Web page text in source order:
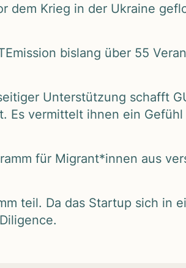
dem Krieg in der Ukraine
bis­lang über 55
Unter­stüt­zung schafft
Es ver­mit­telt ihnen ein
für Migrant*innen aus
teil. Da das Startup sich in